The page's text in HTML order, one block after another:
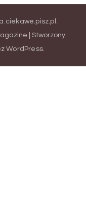
.
| Stworzony
WordPress.